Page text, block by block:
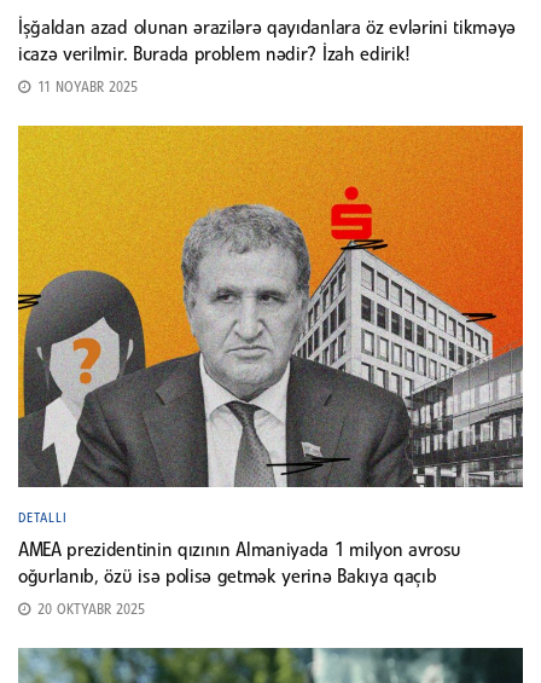
İşğaldan azad olunan ərazilərə qayıdanlara öz evlərini tikməyə
icazə verilmir. Burada problem nədir? İzah edirik!
11 NOYABR 2025
DETALLI
AMEA prezidentinin qızının Almaniyada 1 milyon avrosu
oğurlanıb, özü isə polisə getmək yerinə Bakıya qaçıb
20 OKTYABR 2025